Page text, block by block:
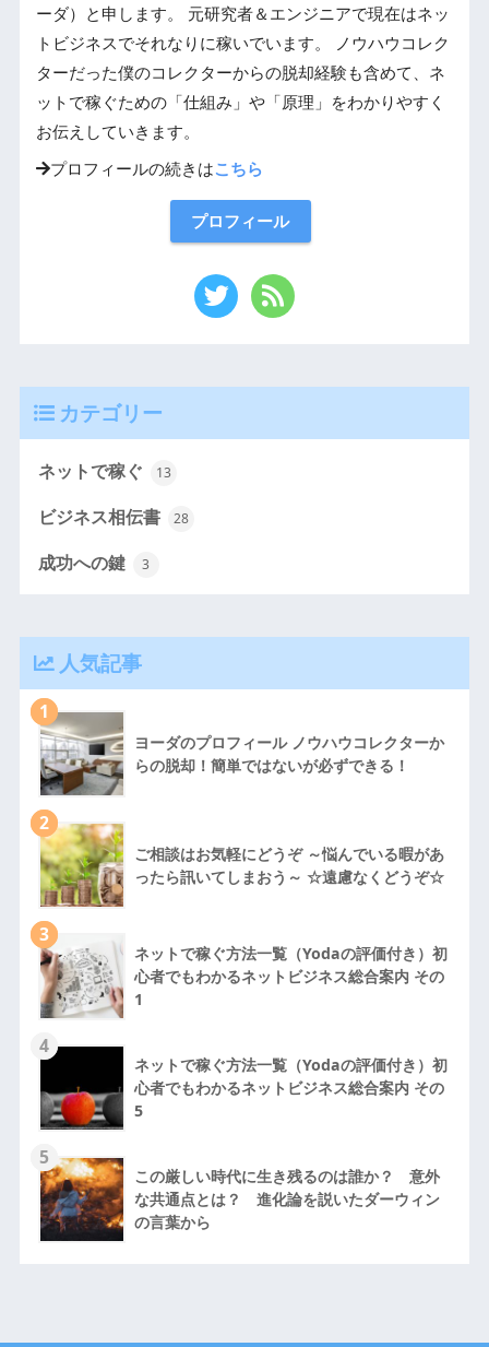
ーダ）と申します。 元研究者＆エンジニアで現在はネッ
トビジネスでそれなりに稼いでいます。 ノウハウコレク
ターだった僕のコレクターからの脱却経験も含めて、ネ
ットで稼ぐための「仕組み」や「原理」をわかりやすく
お伝えしていきます。
プロフィールの続きはこちら
プロフィール
カテゴリー
ネットで稼ぐ 13
ビジネス相伝書 28
成功への鍵 3
人気記事
1
ヨーダのプロフィール ノウハウコレクターか
らの脱却！簡単ではないが必ずできる！
2
ご相談はお気軽にどうぞ ～悩んでいる暇があ
ったら訊いてしまおう～ ☆遠慮なくどうぞ☆
3
ネットで稼ぐ方法一覧（Yodaの評価付き）初
心者でもわかるネットビジネス総合案内 その
1
4
ネットで稼ぐ方法一覧（Yodaの評価付き）初
心者でもわかるネットビジネス総合案内 その
5
5
この厳しい時代に生き残るのは誰か？ 意外
な共通点とは？ 進化論を説いたダーウィン
の言葉から